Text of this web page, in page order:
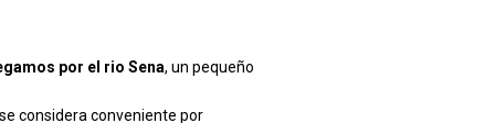
por el rio Sena, un pequeño
considera conveniente por